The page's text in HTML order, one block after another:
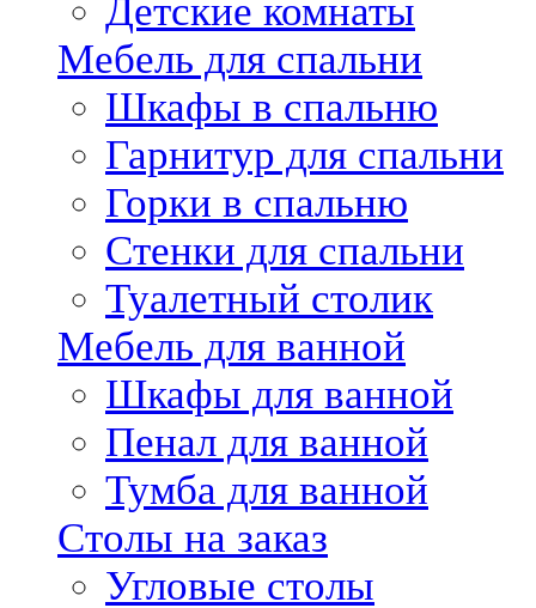
Детские комнаты
Мебель для спальни
Шкафы в спальню
Гарнитур для спальни
Горки в спальню
Стенки для спальни
Туалетный столик
Мебель для ванной
Шкафы для ванной
Пенал для ванной
Тумба для ванной
Столы на заказ
Угловые столы